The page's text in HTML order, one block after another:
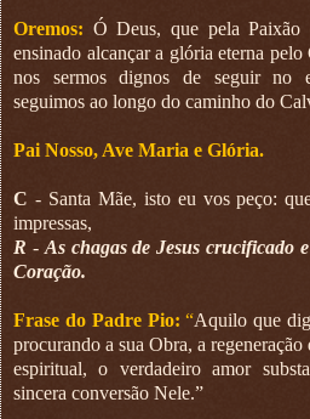
Oremos: Ó Deus, que pela Paixão
ensinado alcançar a glória eterna
nos sermos dignos de seguir no
seguimos ao longo do caminho do
Pai Nosso, Ave Maria e Glória.
C - Santa Mãe, isto eu vos peço:
impressas,
R - As chagas de Jesus crucificado
Coração.
Frase do Padre Pio: “Aquilo que
procurando a sua Obra, a
espiritual, o verdadeiro amor
sincera conversão Nele.”